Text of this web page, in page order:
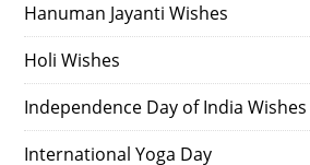
Hanuman Jayanti Wishes
Holi Wishes
Independence Day of India Wishes
International Yoga Day